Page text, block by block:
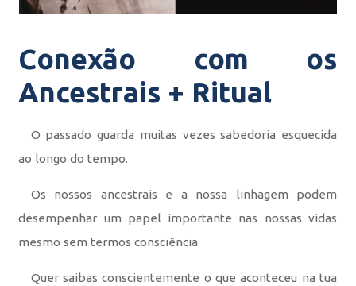
Conexão com os
Ancestrais + Ritual
O passado guarda muitas vezes sabedoria esquecida
ao longo do tempo.
Os nossos ancestrais e a nossa linhagem podem
desempenhar um papel importante nas nossas vidas
mesmo sem termos consciência.
Quer saibas conscientemente o que aconteceu na tua